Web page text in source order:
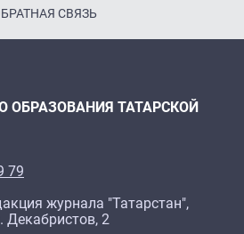
СВЯЗЬ
ОБРАЗОВАНИЯ ТАТАРСКОЙ
79
журнала "Татарстан",
Декабристов, 2